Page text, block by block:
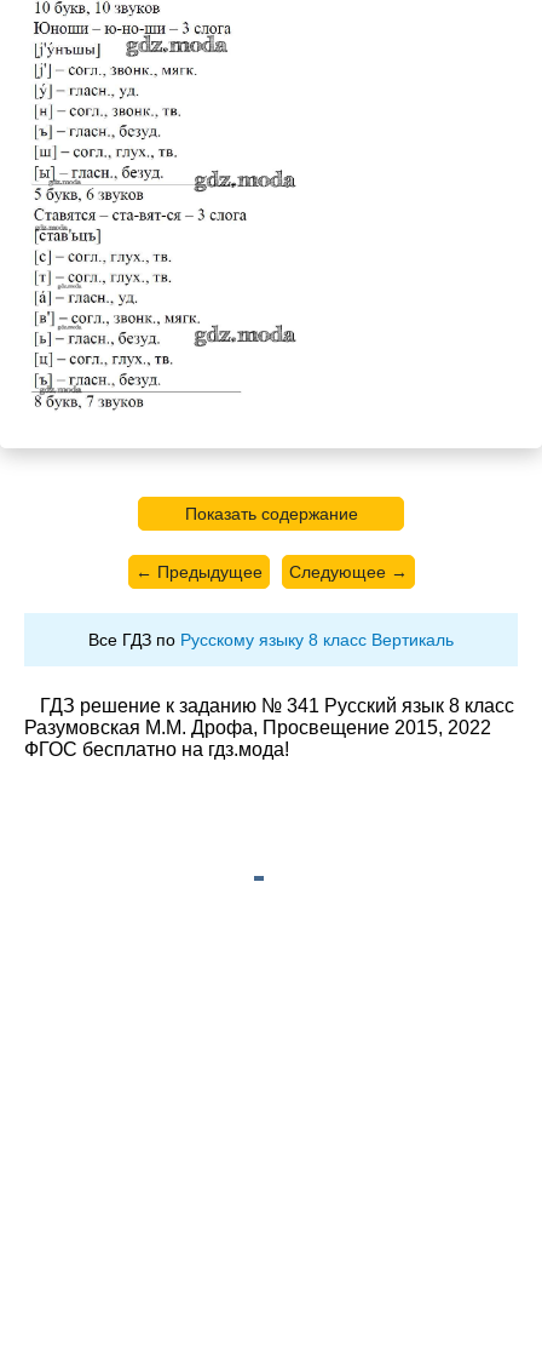
Показать содержание
← Предыдущее Следующее →
Все ГДЗ по Русскому языку 8 класс Вертикаль
ГДЗ решение к заданию № 341 Русский язык 8 класс
Разумовская М.М. Дрофа, Просвещение 2015, 2022
ФГОС бесплатно на гдз.мода!